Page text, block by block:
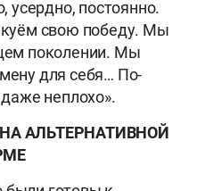
усердно, постоянно.
свою победу. Мы
поколении. Мы
для себя… По-
неплохо».
АЛЬТЕРНАТИВНОЙ